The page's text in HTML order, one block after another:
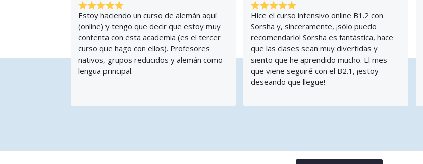
Estoy haciendo un curso de alemán aquí
(online) y tengo que decir que estoy muy
contenta con esta academia (es el tercer
curso que hago con ellos). Profesores
nativos, grupos reducidos y alemán como
lengua principal.
Hice el curso intensivo online B1.2 con
Sorsha y, sinceramente, ¡sólo puedo
recomendarlo! Sorsha es fantástica, hace
que las clases sean muy divertidas y
siento que he aprendido mucho. El mes
que viene seguiré con el B2.1, ¡estoy
deseando que llegue!